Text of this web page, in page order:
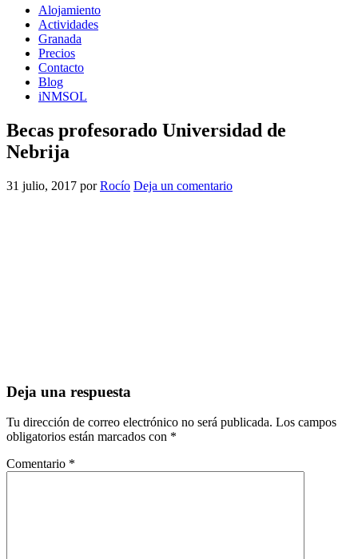
Alojamiento
Actividades
Granada
Precios
Contacto
Blog
iNMSOL
Becas profesorado Universidad de
Nebrija
31 julio, 2017 porRocío Deja un comentario
Interacciones
los
lectores
Deja una respuesta
Tu dirección de correo electrónico no será publicada. Los campos
obligatorios están marcados con *
Comentario *